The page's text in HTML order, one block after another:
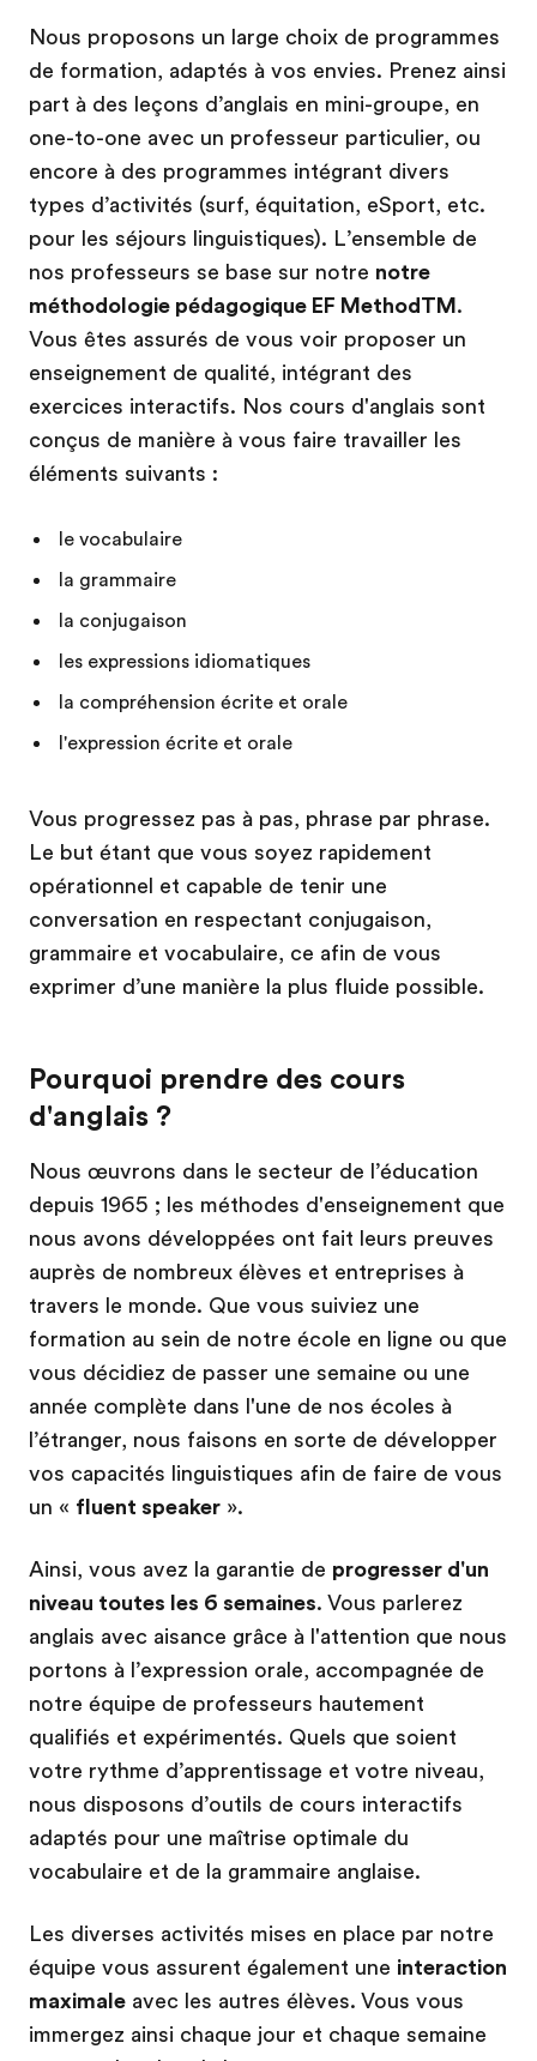
Nous proposons un large choix de programmes
de formation, adaptés à vos envies. Prenez ainsi
part à des leçons d’anglais en mini-groupe, en
one-to-one avec un professeur particulier, ou
encore à des programmes intégrant divers
types d’activités (surf, équitation, eSport, etc.
pour les séjours linguistiques). L’ensemble de
nos professeurs se base sur notre notre
méthodologie pédagogique EF MethodTM.
Vous êtes assurés de vous voir proposer un
enseignement de qualité, intégrant des
exercices interactifs. Nos cours d'anglais sont
conçus de manière à vous faire travailler les
éléments suivants :
le vocabulaire
la grammaire
la conjugaison
les expressions idiomatiques
la compréhension écrite et orale
l'expression écrite et orale
Vous progressez pas à pas, phrase par phrase.
Le but étant que vous soyez rapidement
opérationnel et capable de tenir une
conversation en respectant conjugaison,
grammaire et vocabulaire, ce afin de vous
exprimer d’une manière la plus fluide possible.
Pourquoi prendre des cours
d'anglais ?
Nous œuvrons dans le secteur de l’éducation
depuis 1965 ; les méthodes d'enseignement que
nous avons développées ont fait leurs preuves
auprès de nombreux élèves et entreprises à
travers le monde. Que vous suiviez une
formation au sein de notre école en ligne ou que
vous décidiez de passer une semaine ou une
année complète dans l'une de nos écoles à
l’étranger, nous faisons en sorte de développer
vos capacités linguistiques afin de faire de vous
un « fluent speaker ».
Ainsi, vous avez la garantie de progresser d'un
niveau toutes les 6 semaines. Vous parlerez
anglais avec aisance grâce à l'attention que nous
portons à l’expression orale, accompagnée de
notre équipe de professeurs hautement
qualifiés et expérimentés. Quels que soient
votre rythme d’apprentissage et votre niveau,
nous disposons d’outils de cours interactifs
adaptés pour une maîtrise optimale du
vocabulaire et de la grammaire anglaise.
Les diverses activités mises en place par notre
équipe vous assurent également une interaction
maximale avec les autres élèves. Vous vous
immergez ainsi chaque jour et chaque semaine